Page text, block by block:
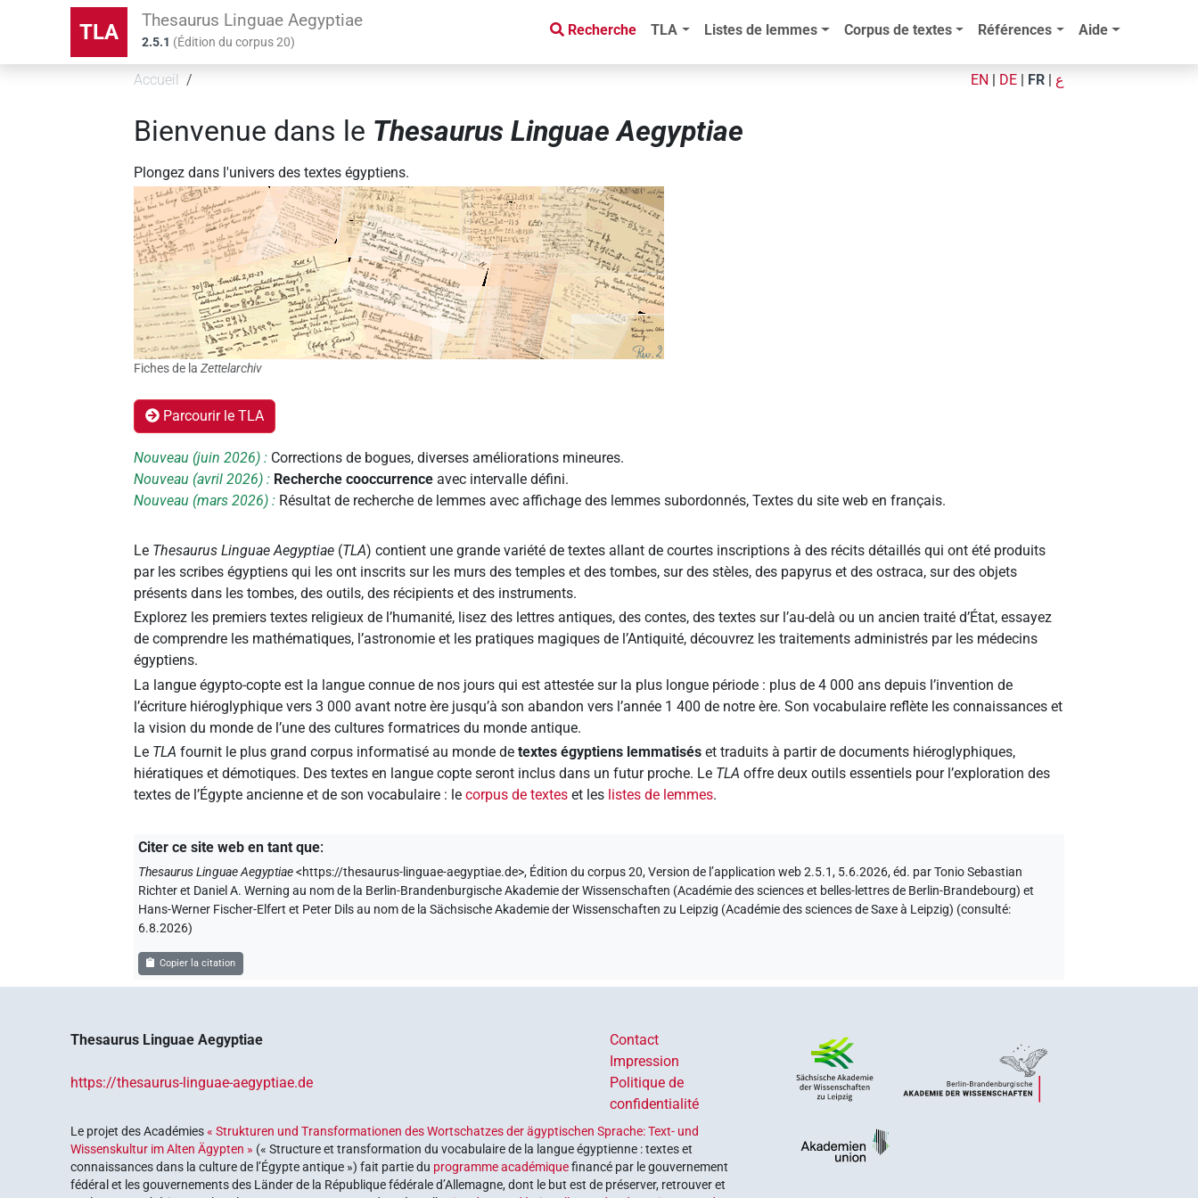
TLA Thesaurus Linguae Aegyptiae
2.5.1 (Édition du corpus20)
Recherche TLA Listes de lemmes Corpus de textes Références Aide
Accueil EN DE FR ع
Bienvenue dans le Thesaurus Linguae Aegyptiae
Plongez dans l'univers des textes égyptiens.
Fiches de laZettelarchiv
Parcourir le TLA
Nouveau (juin 2026) : Corrections de bogues, diverses améliorations mineures.
Nouveau (avril 2026) : Recherche cooccurrence avec intervalle défini.
Nouveau (mars 2026) : Résultat de recherche de lemmes avec affichage des lemmes subordonnés, Textes du site web en français.
Le Thesaurus Linguae Aegyptiae (TLA) contient une grande variété de textes allant de courtes inscriptions à des récits détaillés qui ont été produits
par les scribes égyptiens qui les ont inscrits sur les murs des temples et des tombes, sur des stèles, des papyrus et des ostraca, sur des objets
présents dans les tombes, des outils, des récipients et des instruments.
Explorez les premiers textes religieux de l’humanité, lisez des lettres antiques, des contes, des textes sur l’au-delà ou un ancien traité d’État, essayez
de comprendre les mathématiques, l’astronomie et les pratiques magiques de l’Antiquité, découvrez les traitements administrés par les médecins
égyptiens.
La langue égypto-copte est la langue connue de nos jours qui est attestée sur la plus longue période : plus de 4 000 ans depuis l’invention de
l’écriture hiéroglyphique vers 3 000 avant notre ère jusqu’à son abandon vers l’année 1 400 de notre ère. Son vocabulaire reflète les connaissances et
la vision du monde de l’une des cultures formatrices du monde antique.
Le TLA fournit le plus grand corpus informatisé au monde detextes égyptiens lemmatisés et traduits à partir de documents hiéroglyphiques,
hiératiques et démotiques. Des textes en langue copte seront inclus dans un futur proche. Le TLA offre deux outils essentiels pour l’exploration des
textes de l’Égypte ancienne et de son vocabulaire : lecorpus de textes et les listes de lemmes.
Citer ce site web en tant que:
Thesaurus Linguae Aegyptiae <https://thesaurus-linguae-aegyptiae.de>, Édition du corpus 20, Version de l’application web 2.5.1, 5.6.2026, éd. par Tonio Sebastian
Richter et Daniel A. Werning au nom de la Berlin-Brandenburgische Akademie der Wissenschaften (Académie des sciences et belles-lettres de Berlin-Brandebourg) et
Hans-Werner Fischer-Elfert et Peter Dils au nom de la Sächsische Akademie der Wissenschaften zu Leipzig (Académie des sciences de Saxe à Leipzig) (consulté:
6.8.2026)
Copier la citation
Thesaurus Linguae Aegyptiae
https://thesaurus-linguae-aegyptiae.de
Contact
Impression
Politique de
confidentialité
Le projet des Académies« Strukturen und Transformationen des Wortschatzes der ägyptischen Sprache: Text- und
Wissenskultur im Alten Ägypten » (« Structure et transformation du vocabulaire de la langue égyptienne : textes et
connaissances dans la culture de l’Égypte antique ») fait partie du programme académiquefinancé par le gouvernement
fédéral et les gouvernements des Länder de la République fédérale d’Allemagne, dont le but est de préserver, retrouver et